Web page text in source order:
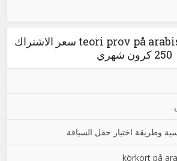
اسئلة التيوري teori prov på arabiska سعر الاشتراك
250 كرون شهري
وطريقة اختيار حقل السياقة